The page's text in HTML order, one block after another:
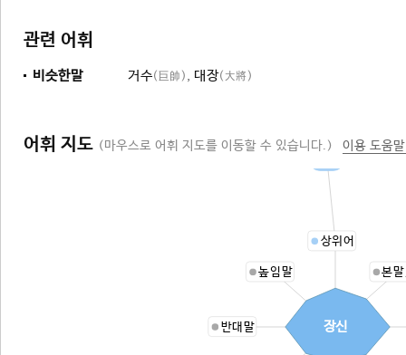
관련 어휘
비슷한말 거수(巨帥) , 대장(大將)
어휘 지도 (마우스로 어휘 지도를 이동할 수 있습니다.) 이용 도움
상위어
본
반대말
높임말
장신